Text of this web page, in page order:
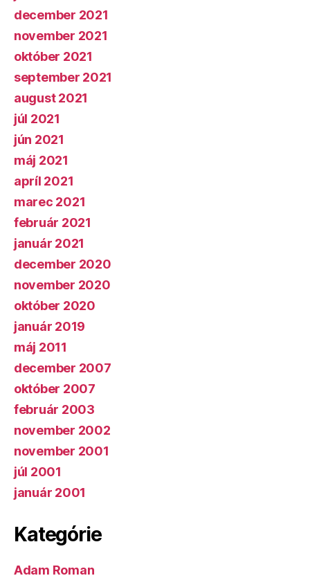
december 2021
november 2021
október 2021
september 2021
august 2021
júl 2021
jún 2021
máj 2021
apríl 2021
marec 2021
február 2021
január 2021
december 2020
november 2020
október 2020
január 2019
máj 2011
december 2007
október 2007
február 2003
november 2002
november 2001
júl 2001
január 2001
Kategórie
Adam Roman